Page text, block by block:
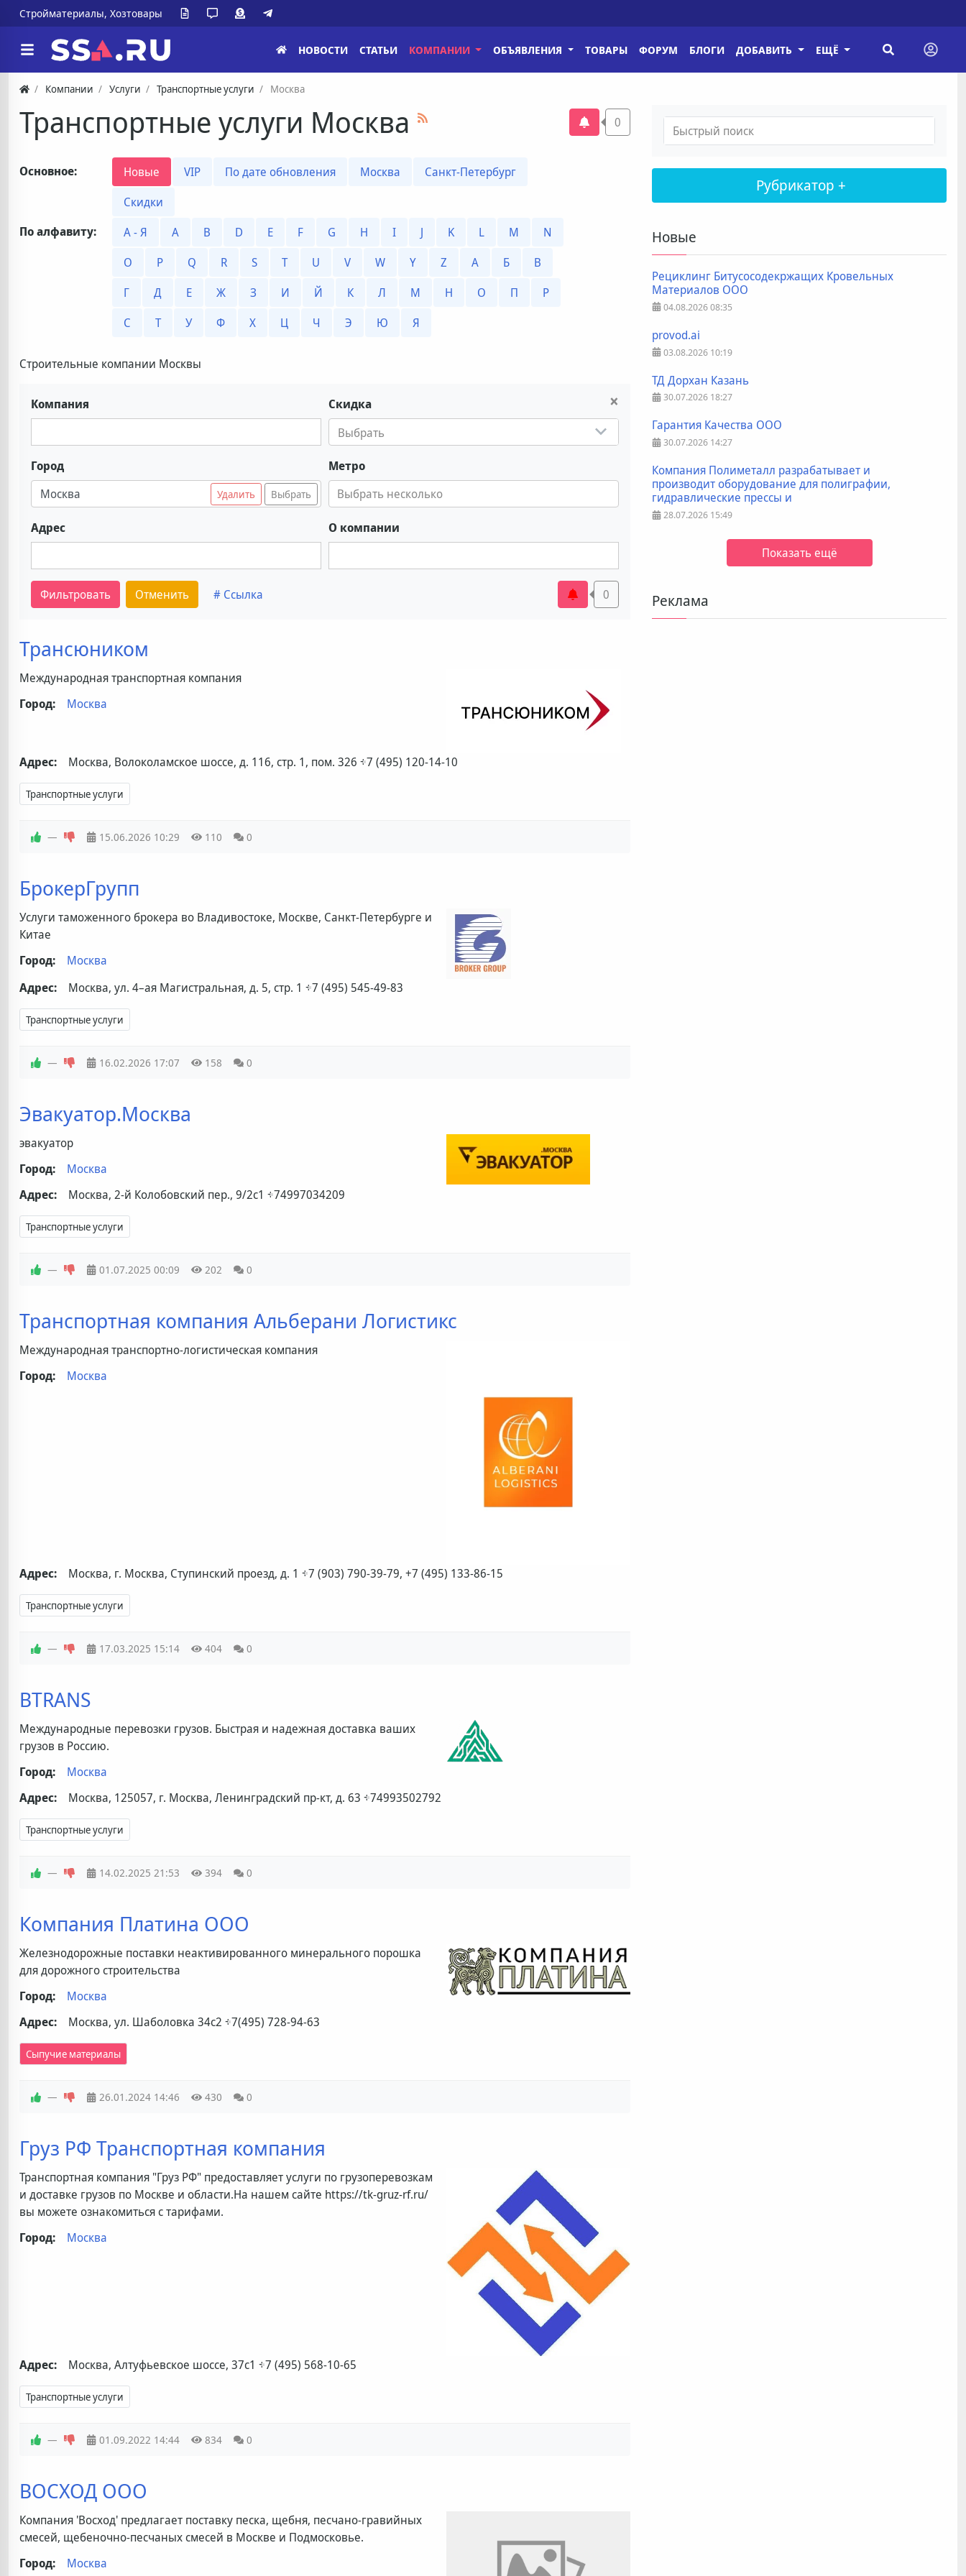
Стройматериалы, Хозтовары
НОВОСТИ СТАТЬИ КОМПАНИИ ОБЪЯВЛЕНИЯ ТОВАРЫ ФОРУМ БЛОГИ ДОБАВИТЬ ЕЩЁ
Компании Услуги Транспортные услуги Москва
Транспортные услуги Москва 0
Основное: Новые VIP По дате обновления Москва
Санкт-Петербург
Скидки
По алфавиту:
А - Я A B D E F G H I J K L M
N
O
P Q R S T U V W Y Z А Б
В
Г
Д Е Ж З И Й К Л М Н О П
Р
С
Т У Ф Х Ц Ч Э Ю Я
Строительные компании Москвы
×
Компания
Скидка
Выбрать
Город
Москва
Удалить Выбрать
Метро
Адрес О компании
Фильтровать Отменить # Ссылка 0
Трансюником
Международная транспортная компания
Город:
Москва
Адрес: Москва, Волоколамское шоссе, д. 116, стр. 1, пом. 326 +7 (495) 120-14-10
Транспортные услуги
— 15.06.2026 10:29 110 0
БрокерГрупп
Услуги таможенного брокера во Владивостоке, Москве, Санкт-Петербурге и
Китае
Город:
Москва
Адрес:
Москва, ул. 4–ая Магистральная, д. 5, стр. 1 +7 (495) 545-49-83
Транспортные услуги
— 16.02.2026 17:07 158 0
Эвакуатор.Москва
эвакуатор
Город:
Москва
Адрес:
Москва, 2-й Колобовский пер., 9/2с1 +74997034209
Транспортные услуги
— 01.07.2025 00:09 202 0
Транспортная компания Альберани Логистикс
Международная транспортно-логистическая компания
Город:
Москва
Адрес: Москва, г. Москва, Ступинский проезд, д. 1 +7 (903) 790-39-79, +7 (495) 133-86-15
Транспортные услуги
— 17.03.2025 15:14 404 0
BTRANS
Международные перевозки грузов. Быстрая и надежная доставка ваших
грузов в Россию.
Город:
Москва
Адрес:
Москва, 125057, г. Москва, Ленинградский пр-кт, д. 63 +74993502792
Транспортные услуги
— 14.02.2025 21:53 394 0
Компания Платина ООО
Железнодорожные поставки неактивированного минерального порошка
для дорожного строительства
Город:
Москва
Адрес:
Москва, ул. Шаболовка 34с2 +7(495) 728-94-63
Сыпучие материалы
— 26.01.2024 14:46 430 0
Груз РФ Транспортная компания
Транспортная компания "Груз РФ" предоставляет услуги по грузоперевозкам
и доставке грузов по Москве и области.На нашем сайте https://tk-gruz-rf.ru/
вы можете ознакомиться с тарифами.
Город:
Москва
Адрес: Москва, Алтуфьевское шоссе, 37с1 +7 (495) 568-10-65
Транспортные услуги
— 01.09.2022 14:44 834 0
ВОСХОД ООО
Компания 'Восход' предлагает поставку песка, щебня, песчано-гравийных
смесей, щебеночно-песчаных смесей в Москве и Подмосковье.
Город:
Москва
Рубрикатор +
Новые
Рециклинг Битусосодекржащих Кровельных
Материалов ООО
04.08.202608:35
provod.ai
03.08.2026 10:19
ТД Дорхан Казань
30.07.2026 18:27
Гарантия Качества ООО
30.07.2026 14:27
Компания Полиметалл разрабатывает и
производит оборудование для полиграфии,
гидравлические прессы и
28.07.2026 15:49
Показать ещё
Реклама